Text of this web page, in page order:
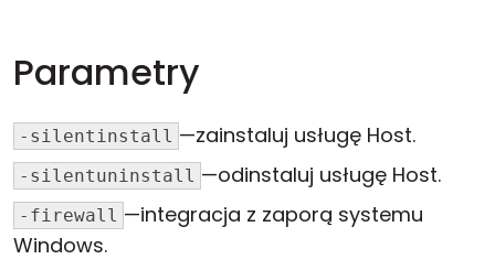
Parametry
-silentinstall —zainstaluj usługę Host.
-silentuninstall —odinstaluj usługę Host.
-firewall —integracja z zaporą systemu
Windows.